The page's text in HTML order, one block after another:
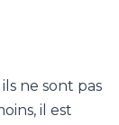
ne sont pas
il est